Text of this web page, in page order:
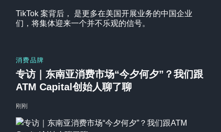
TikTok 案背后， 是更多在美国开展业务的中国企业
们，将集体迎来一个并不乐观的信号。
消费品牌
专访｜东南亚消费市场“今夕何夕”？我们跟
ATM Capital创始人聊了聊
刚刚